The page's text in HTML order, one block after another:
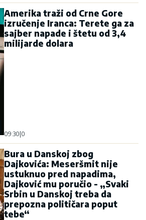
Amerika traži od Crne Gore
izručenje Iranca: Terete ga za
sajber napade i štetu od 3,4
milijarde dolara
09:30 0
Bura u Danskoj zbog
Dajkovića: Meseršmit nije
ustuknuo pred napadima,
Dajković mu poručio - „Svaki
Srbin u Danskoj treba da
prepozna političara poput
tebe“